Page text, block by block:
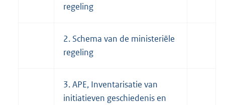
regeling
2. Schema van de ministeriële
regeling
3. APE, Inventarisatie van
initiatieven geschiedenis en